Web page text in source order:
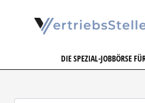
DIE SPEZIAL-JOBBÖRSE